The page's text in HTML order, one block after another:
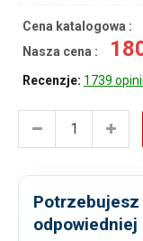
Cena katalogowa :
Nasza cena :
Recenzje: 1739
odpowiedniej